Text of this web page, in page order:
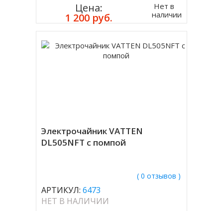
Цена:
1 200 руб.
Нет в
наличии
Электрочайник VATTEN
DL505NFT с помпой
( 0 отзывов )
АРТИКУЛ: 6473
НЕТ В НАЛИЧИИ